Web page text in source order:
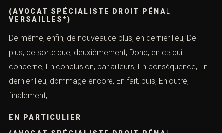
(AVOCAT SPÉCIALISTE DROIT PÉNAL
VERSAILLES*)
De même, enfin, de nouveaude plus, en dernier lieu, De
plus, de sorte que, deuxièmement, Donc, en ce qui
concerne, En conclusion, par ailleurs, En conséquence, En
dernier lieu, dommage encore, En fait, puis, En outre,
finalement,
EN PARTICULIER